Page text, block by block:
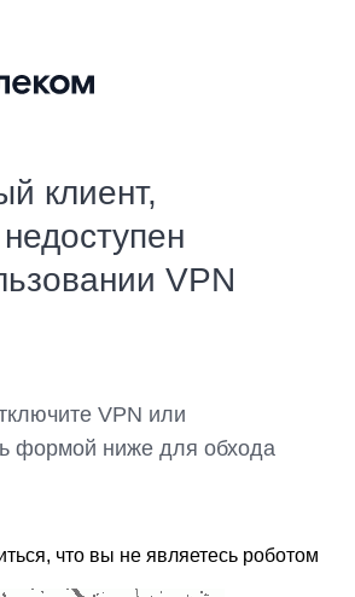
клиент,
VPN
VPN или
формой ниже для обхода
что вы не являетесь роботом